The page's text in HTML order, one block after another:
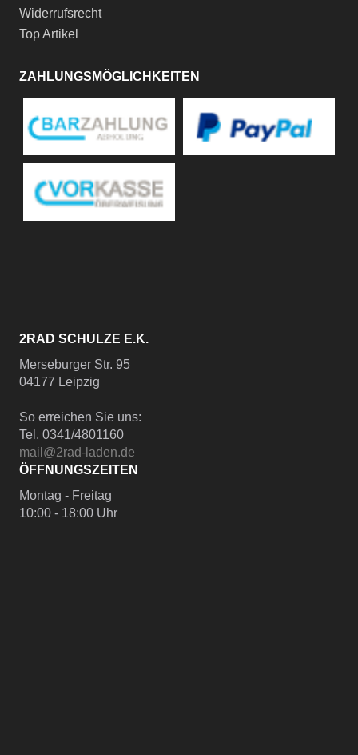
Widerrufsrecht
Top Artikel
ZAHLUNGSMÖGLICHKEITEN
2RAD SCHULZE E.K.
Merseburger Str. 95
04177 Leipzig
So erreichen Sie uns:
Tel. 0341/4801160
mail@2rad-laden.de
ÖFFNUNGSZEITEN
Montag - Freitag
10:00 - 18:00 Uhr